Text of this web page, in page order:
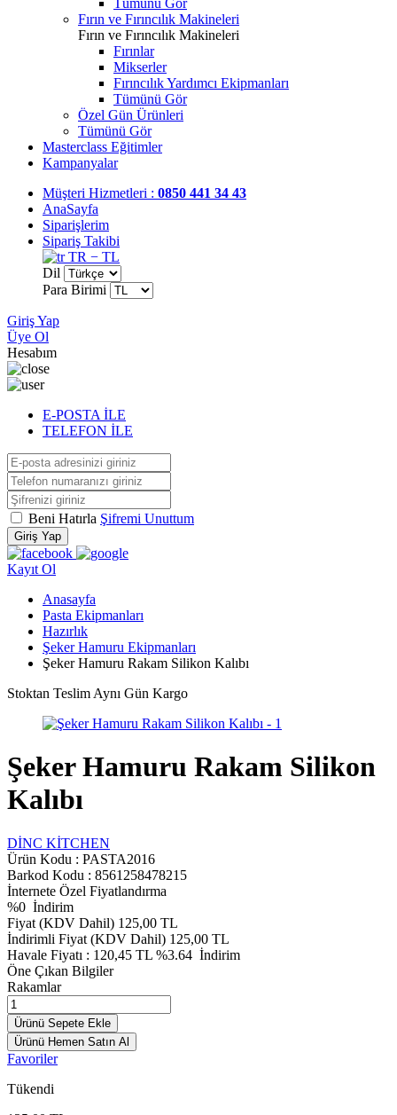
Tümünü Gör
Fırın ve Fırıncılık Makineleri
Fırın ve Fırıncılık Makineleri
Fırınlar
Mikserler
Fırıncılık Yardımcı Ekipmanları
Tümünü Gör
Özel Gün Ürünleri
Tümünü Gör
Masterclass Eğitimler
Kampanyalar
Müşteri Hizmetleri : 0850 441 34 43
AnaSayfa
Siparişlerim
Sipariş Takibi
TR − TL
Dil
Para Birimi
Giriş Yap
Üye Ol
Hesabım
E-POSTA İLE
TELEFON İLE
Beni Hatırla Şifremi Unuttum
Giriş Yap
Kayıt Ol
Anasayfa
Pasta Ekipmanları
Hazırlık
Şeker Hamuru Ekipmanları
Şeker Hamuru Rakam Silikon Kalıbı
Stoktan Teslim Aynı Gün Kargo
Şeker Hamuru Rakam Silikon
Kalıbı
DİNC KİTCHEN
Ürün Kodu : PASTA2016
Barkod Kodu : 8561258478215
İnternete Özel Fiyatlandırma
%0 İndirim
Fiyat (KDV Dahil) 125,00 TL
İndirimli Fiyat (KDV Dahil) 125,00 TL
Havale Fiyatı : 120,45 TL %3.64 İndirim
Öne Çıkan Bilgiler
Rakamlar
Ürünü Sepete Ekle
Ürünü Hemen Satın Al
Favoriler
Tükendi